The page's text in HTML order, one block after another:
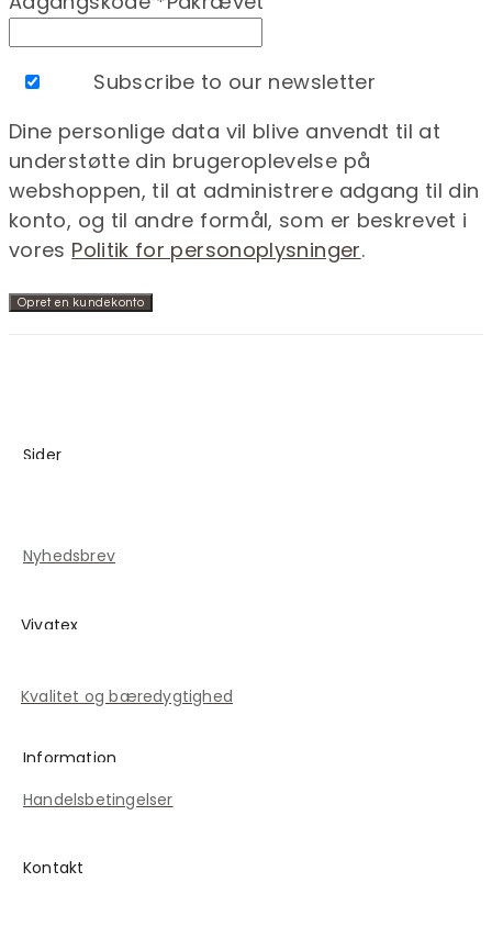
Subscribe to our newsletter
Dine personlige data vil blive anvendt til at
understøtte din brugeroplevelse på
webshoppen, til at administrere adgang til din
konto, og til andre formål, som er beskrevet i
vores Politik for personoplysninger.
Opret en kundekonto
Sider
Nyhedsbrev
Vivatex
Kvalitet og bæredygtighed
Information
Handelsbetingelser
Kontakt